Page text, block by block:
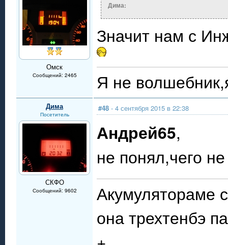
Омск
Сообщений: 2465
Дима:
Значит нам с
Я не
Дима
Посетитель
СКФО
Сообщений: 9602
#48 - 4 сентября 2015 в 22:38
Андрей65,
не понял,чего
Акумулятораме
она трехтенбэ